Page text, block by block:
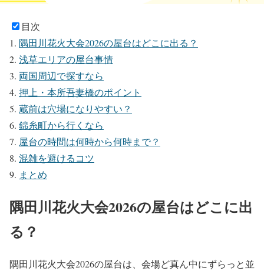
目次
隅田川花火大会2026の屋台はどこに出る？
浅草エリアの屋台事情
両国周辺で探すなら
押上・本所吾妻橋のポイント
蔵前は穴場になりやすい？
錦糸町から行くなら
屋台の時間は何時から何時まで？
混雑を避けるコツ
まとめ
隅田川花火大会2026の屋台はどこに出
る？
隅田川花火大会2026の屋台は、会場ど真ん中にずらっと並